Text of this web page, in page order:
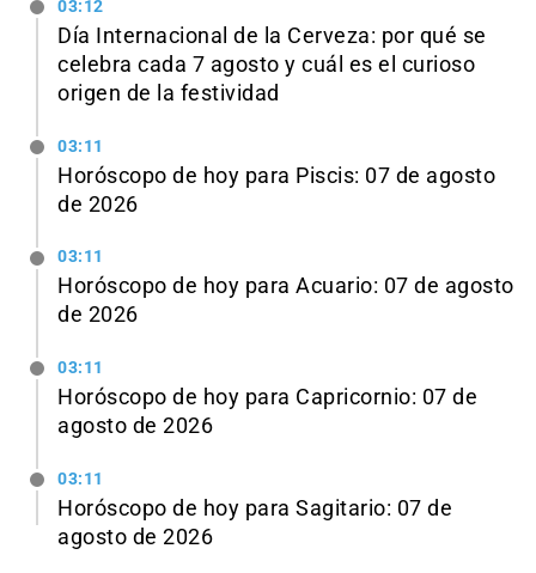
03:12
Día Internacional de la Cerveza: por qué se
celebra cada 7 agosto y cuál es el curioso
origen de la festividad
03:11
Horóscopo de hoy para Piscis: 07 de agosto
de 2026
03:11
Horóscopo de hoy para Acuario: 07 de agosto
de 2026
03:11
Horóscopo de hoy para Capricornio: 07 de
agosto de 2026
03:11
Horóscopo de hoy para Sagitario: 07 de
agosto de 2026